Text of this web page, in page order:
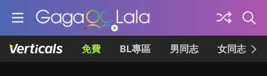
免費 BL專區 男同志 女同志